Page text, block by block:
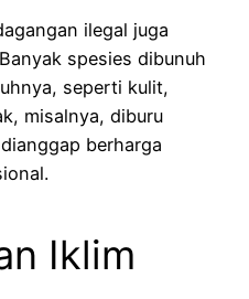
ilegal juga
spesies dibunuh
seperti kulit,
misalnya, diburu
berharga
Iklim